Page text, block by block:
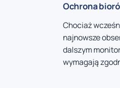
Ochrona
Chociaż
najnowsze
dalszym
wymagają